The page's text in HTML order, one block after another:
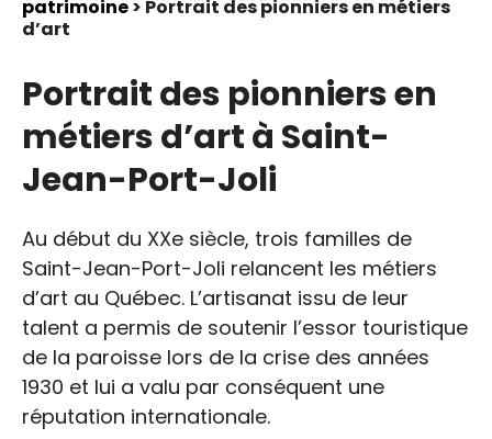
patrimoine> Portrait des pionniers en métiers
d’art
Portrait des pionniers en
métiers d’art à Saint-
Jean-Port-Joli
Au début du XXe siècle, trois familles de
Saint-Jean-Port-Joli relancent les métiers
d’art au Québec. L’artisanat issu de leur
talent a permis de soutenir l’essor touristique
de la paroisse lors de la crise des années
1930 et lui a valu par conséquent une
réputation internationale.